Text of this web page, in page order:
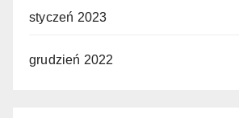
styczeń 2023
grudzień 2022